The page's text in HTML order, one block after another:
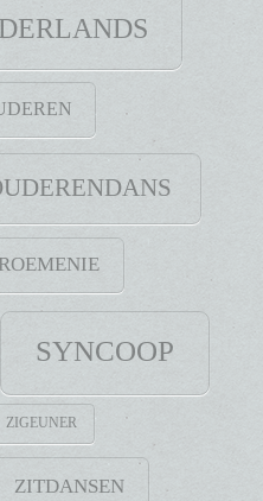
ROEMENIE
SYNCOOP
ZIGEUNER
ZITDANSEN